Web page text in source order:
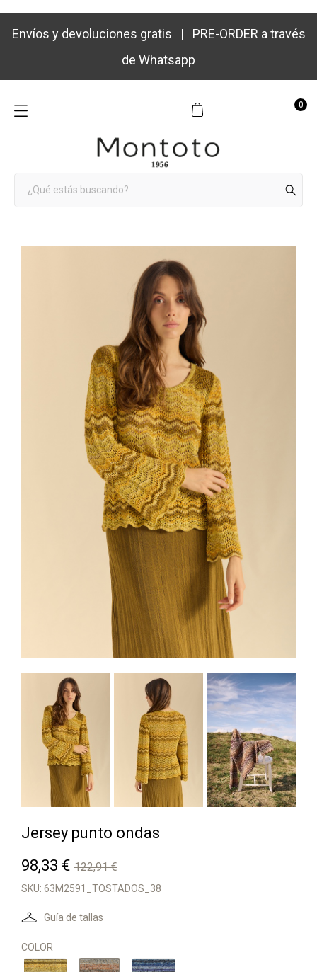
Envíos y devoluciones gratis | PRE-ORDER a través
de Whatsapp
0
Jersey punto ondas
98,33 € 122,91 €
SKU: 63M2591_TOSTADOS_38
Guía de tallas
COLOR
AMARILLOS TOSTADOS AZULES